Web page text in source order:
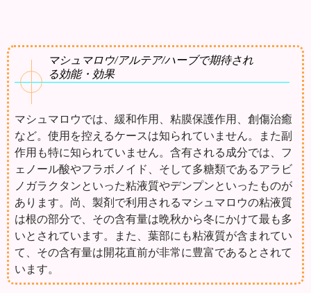
マシュマロウ/アルテア/ハーブで期待され
る効能・効果
マシュマロウでは、緩和作用、粘膜保護作用、創傷治癒
など。使用を控えるケースは知られていません。また副
作用も特に知られていません。含有される成分では、フ
ェノール酸やフラボノイド、そして多糖類であるアラビ
ノガラクタンといった粘液質やデンプンといったものが
あります。尚、製剤で利用されるマシュマロウの粘液質
は根の部分で、その含有量は晩秋から冬にかけて最も多
いとされています。また、葉部にも粘液質が含まれてい
て、その含有量は開花直前が非常に豊富であるとされて
います。